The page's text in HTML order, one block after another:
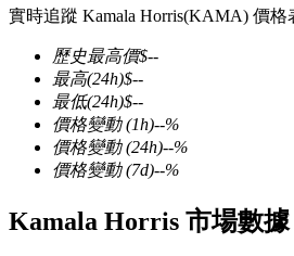
幣本位永續
以數字貨幣為保證金的永續合約
實時追蹤 Kamala Horris(KAMA) 價格
歷史最高價$--
最高(24h)$--
最低(24h)$--
價格變動(1h)--%
價格變動(24h)--%
價格變動(7d)--%
Kamala Horris 市場數據